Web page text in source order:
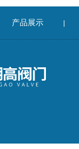
产品展示 |